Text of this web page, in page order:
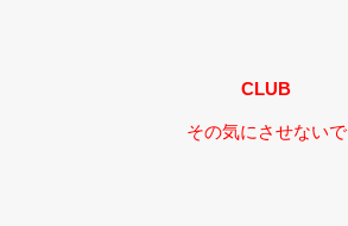
CLUB
その気にさせないで